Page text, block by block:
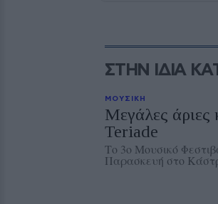
ΣΤΗΝ ΙΔΙΑ
ΜΟΥΣΙΚΗ
Μεγάλες άριες
Teriade
Το 3ο Μουσικό
Παρασκευή στο